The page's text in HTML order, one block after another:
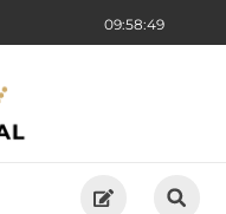
09:58:50